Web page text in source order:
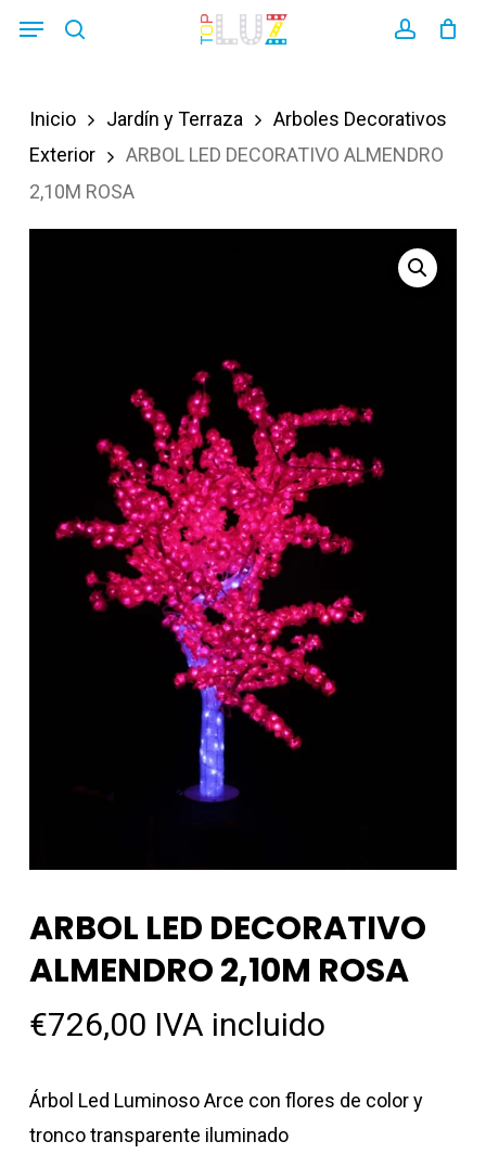
content
Menu
Inicio Jardín y Terraza
Arboles Decorativos
Exterior
ARBOL LED DECORATIVO ALMENDRO
2,10M ROSA
ARBOL LED DECORATIVO
ALMENDRO 2,10M ROSA
€726,00 IVA incluido
Árbol Led Luminoso Arce con flores de color y
tronco transparente iluminado